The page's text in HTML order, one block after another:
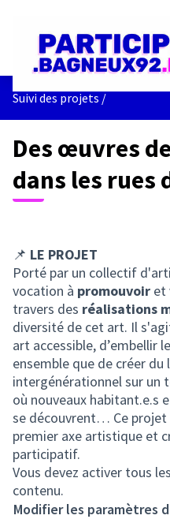
Suivi des projets /
Des œuvres
dans les rues
📌 LE PROJET
Porté par un collectif
vocation à promouvoir et
travers des réalisations
diversité de cet art. Il
art accessible, d’embellir
ensemble que de créer du
intergénérationnel sur un
où nouveaux habitant.e.s
se découvrent… Ce projet
premier axe artistique et
participatif.
Vous devez activer tous
contenu.
Modifier les paramètres